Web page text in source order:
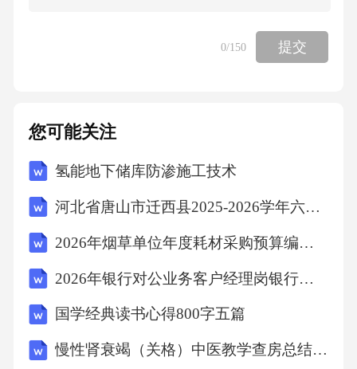
0/150 提交
您可能关注
氢能地下储库防渗施工技术
河北省唐山市迁西县2025-2026学年六年级下学期期末质量检测语文试题（文字版含答案）
2026年烟草单位年度耗材采购预算编制专员烟草公司招聘考试笔试试题（含答案）
2026年银行对公业务客户经理岗银行招聘考试笔试试题（含答案）
国学经典读书心得800字五篇
慢性肾衰竭（关格）中医教学查房总结2026